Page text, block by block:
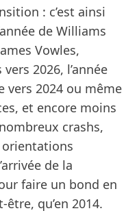
: c’est ainsi
de Williams
Vowles,
2026, l’année
vers 2024 ou même
et encore moins
crashs,
orientations
de la
faire un bond en
qu’en 2014.